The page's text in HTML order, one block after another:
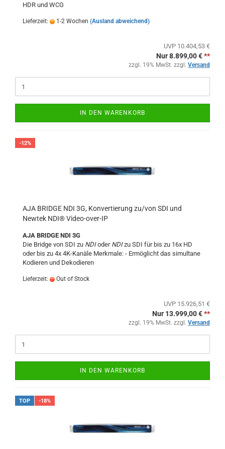
HDR und WCG
Lieferzeit: 1-2 Wochen (Ausland abweichend)
UVP 10.404,53 €
Nur 8.899,00 €**
zzgl. 19% MwSt. zzgl. Versand
IN DEN WARENKORB
-12%
AJA BRIDGE NDI 3G, Konvertierung zu/von SDI und
Newtek NDI® Video-over-IP
AJA BRIDGE NDI 3G
Die Bridge von SDI zu NDIoder NDIzu SDI für bis zu 16x HD
oder bis zu 4x 4K-Kanäle Merkmale: - Ermöglicht das simultane
Kodieren und Dekodieren
Lieferzeit: Out of Stock
UVP 15.926,51 €
Nur 13.999,00 €**
zzgl. 19% MwSt. zzgl. Versand
IN DEN WARENKORB
TOP -18%